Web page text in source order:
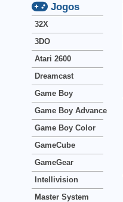
Jogos
32X
3DO
Atari 2600
Dreamcast
Game Boy
Game Boy Advance
Game Boy Color
GameCube
GameGear
Intellivision
Master System